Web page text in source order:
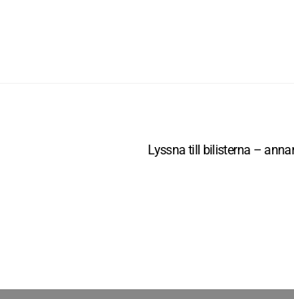
Lyssna till bilisterna –